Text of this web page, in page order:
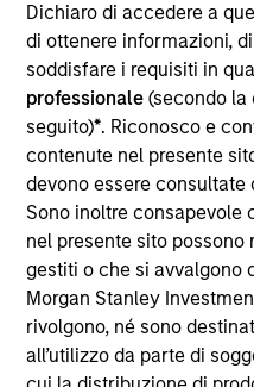
Dichiaro di accedere a
di ottenere informazioni,
soddisfare i requisiti in
professionale(secondo
seguito)*. Riconosco e
contenute nel presente
devono essere
Sono inoltre consapevole
nel presente sito
gestiti o che si avvalgono
Morgan Stanley
rivolgono, né sono
all’utilizzo da parte di
Il presente materiale
Comparti di Morgan
società di investimento a
lussemburghese. (la
Granducato di
d’investimento collettivo ai
del 17 dicembre 2010 e
un organismo
(“OICVM”).
Prima dell’adesione ai
partecipazione non devono
consultato l’ultima
documento contenente
documento contenente
investitori (“KIID”), della
relazione semestrale